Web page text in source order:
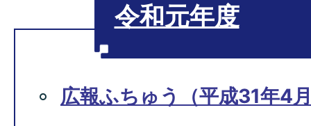
令和元年度
広報ふちゅう（平成31年4